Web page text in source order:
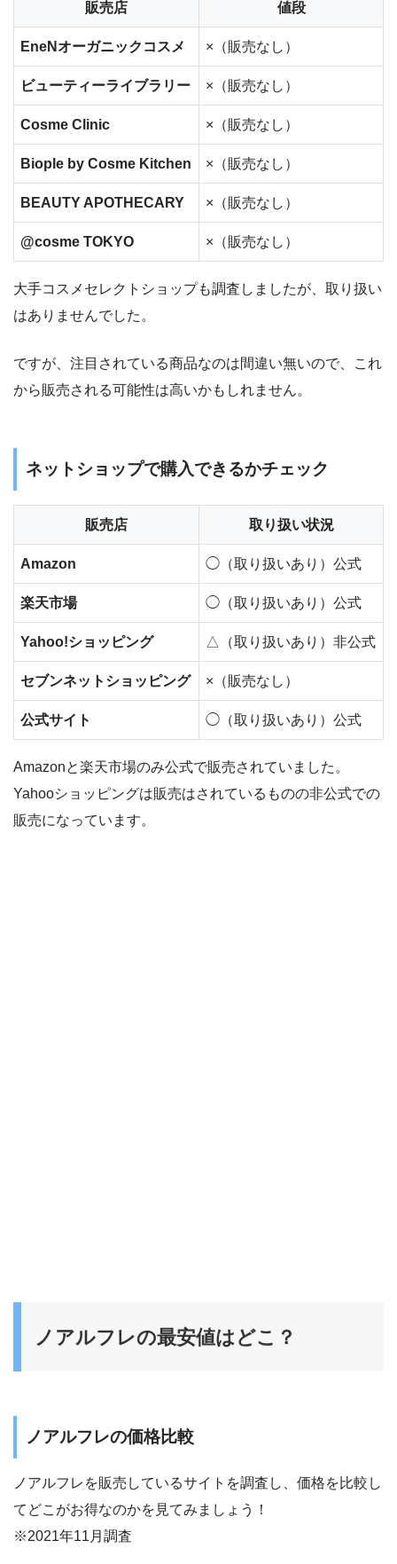
販売店 値段
EneNオーガニックコスメ ×（販売なし）
ビューティーライブラリー ×（販売なし）
Cosme Clinic ×（販売なし）
Biople by Cosme Kitchen ×（販売なし）
BEAUTY APOTHECARY ×（販売なし）
@cosme TOKYO ×（販売なし）
大手コスメセレクトショップも調査しましたが、取り扱い
はありませんでした。
ですが、注目されている商品なのは間違い無いので、これ
から販売される可能性は高いかもしれません。
ネットショップで購入できるかチェック
販売店 取り扱い状況
Amazon ◯（取り扱いあり）公式
楽天市場 ◯（取り扱いあり）公式
Yahoo!ショッピング △（取り扱いあり）非公式
セブンネットショッピング ×（販売なし）
公式サイト ◯（取り扱いあり）公式
Amazonと楽天市場のみ公式で販売されていました。
Yahooショッピングは販売はされているものの非公式での
販売になっています。
ノアルフレの最安値はどこ？
ノアルフレの価格比較
ノアルフレを販売しているサイトを調査し、価格を比較し
てどこがお得なのかを見てみましょう！
※2021年11月調査